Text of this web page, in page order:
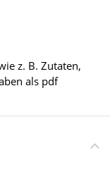
z. B. Zutaten,
als pdf